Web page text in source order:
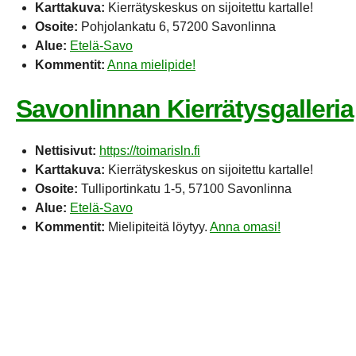
Karttakuva: Kierrätyskeskus on sijoitettu kartalle!
Osoite: Pohjolankatu 6, 57200 Savonlinna
Alue: Etelä-Savo
Kommentit: Anna mielipide!
Savonlinnan Kierrätysgalleria
Nettisivut: https://toimarisln.fi
Karttakuva: Kierrätyskeskus on sijoitettu kartalle!
Osoite: Tulliportinkatu 1-5, 57100 Savonlinna
Alue: Etelä-Savo
Kommentit: Mielipiteitä löytyy. Anna omasi!